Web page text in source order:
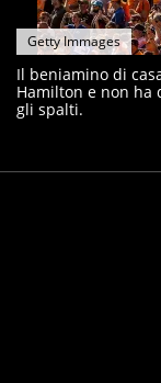
Getty Immages
Il beniamino di
Hamilton e non ha
gli spalti.